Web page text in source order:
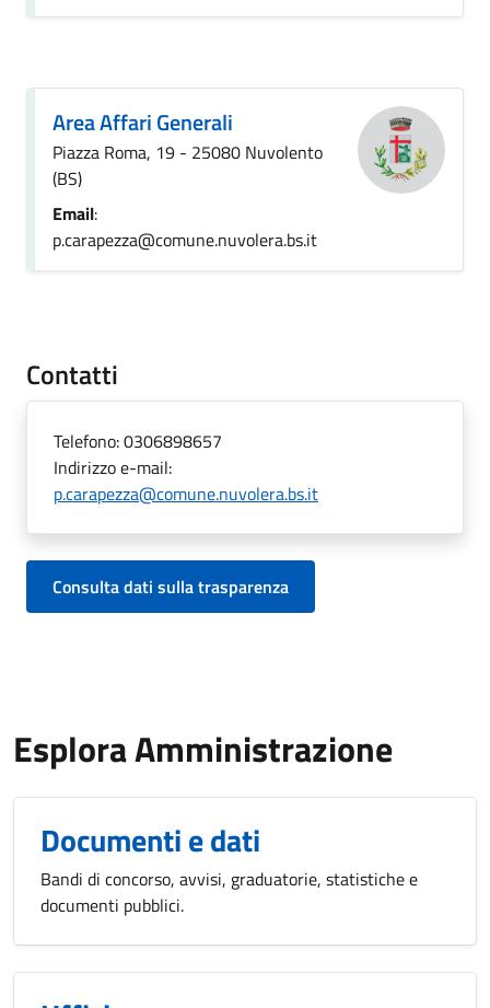
Area Affari Generali
Piazza Roma, 19 - 25080 Nuvolento
(BS)
Email:
p.carapezza@comune.nuvolera.bs.it
Contatti
Telefono:0306898657
Indirizzo e-mail:
p.carapezza@comune.nuvolera.bs.it
Consulta dati sulla trasparenza
Esplora Amministrazione
Documenti e dati
Bandi di concorso, avvisi, graduatorie, statistiche e
documenti pubblici.